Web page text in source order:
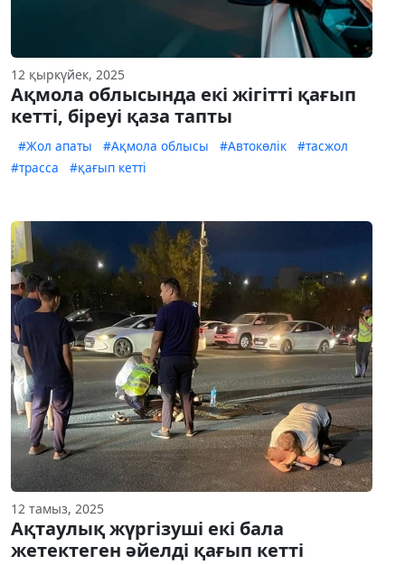
12 қыркүйек, 2025
Ақмола облысында екі жігітті қағып
кетті, біреуі қаза тапты
#Жол апаты #Ақмола облысы #Автокөлік
#тасжол
#трасса
#қағып кетті
12 тамыз, 2025
Ақтаулық жүргізуші екі бала
жетектеген әйелді қағып кетті